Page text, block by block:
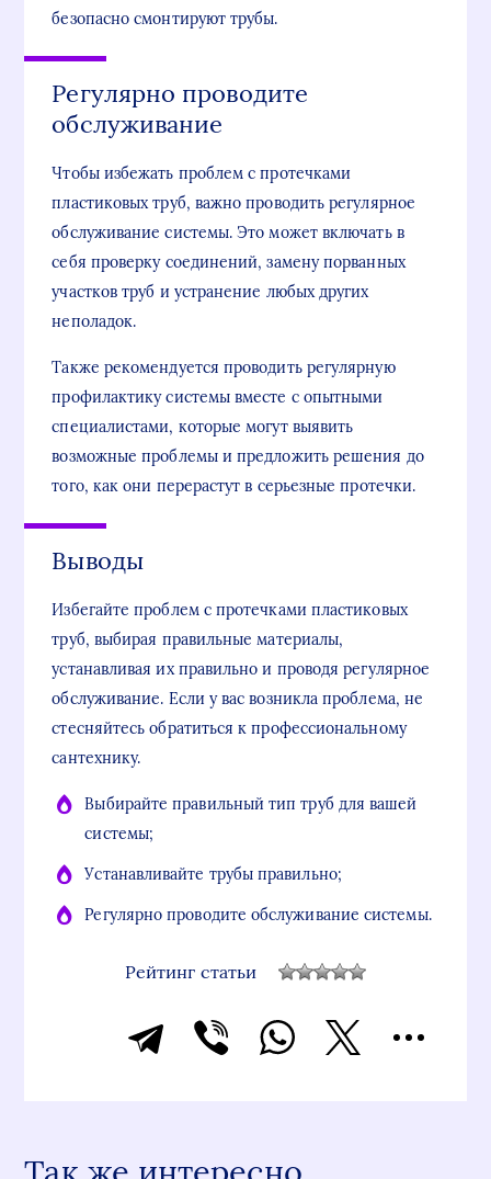
безопасно смонтируют трубы.
Регулярно проводите
обслуживание
Чтобы избежать проблем с протечками
пластиковых труб, важно проводить регулярное
обслуживание системы. Это может включать в
себя проверку соединений, замену порванных
участков труб и устранение любых других
неполадок.
Также рекомендуется проводить регулярную
профилактику системы вместе с опытными
специалистами, которые могут выявить
возможные проблемы и предложить решения до
того, как они перерастут в серьезные протечки.
Выводы
Избегайте проблем с протечками пластиковых
труб, выбирая правильные материалы,
устанавливая их правильно и проводя регулярное
обслуживание. Если у вас возникла проблема, не
стесняйтесь обратиться к профессиональному
сантехнику.
Выбирайте правильный тип труб для вашей
системы;
Устанавливайте трубы правильно;
Регулярно проводите обслуживание системы.
Рейтинг статьи